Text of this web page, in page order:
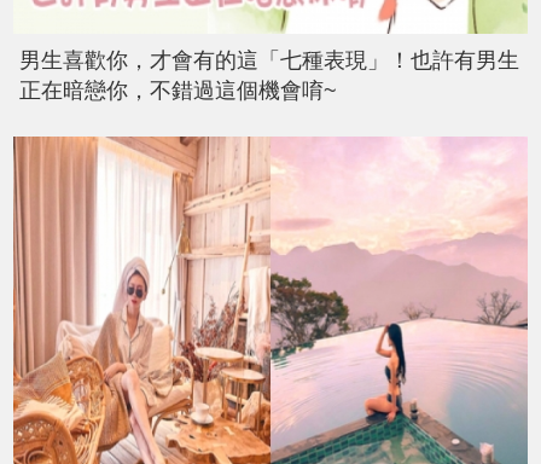
男生喜歡你，才會有的這「七種表現」！也許有男生
正在暗戀你，不錯過這個機會唷~